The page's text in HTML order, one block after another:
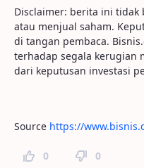
Disclaimer: berita ini
atau menjual saham.
di tangan pembaca.
terhadap segala kerugian
dari keputusan investasi
Source https://
0 0